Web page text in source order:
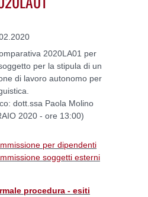
2020LA01 per
per la stipula di un
di lavoro autonomo per
dott.ssa Paola Molino
2020 - ore 13:00)
per dipendenti
soggetti esterni
procedura - esiti